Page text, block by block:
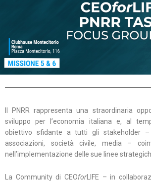
Il PNRR rappresenta una straordinaria
sviluppo per l’economia italiana e, al
obiettivo sfidante a tutti gli stakeholder –
associazioni, società civile, media –
nell’implementazione delle sue linee
La Community di CEOforLIFE – in